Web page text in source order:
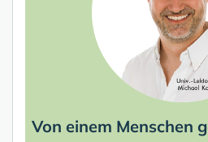
Von einem Menschen